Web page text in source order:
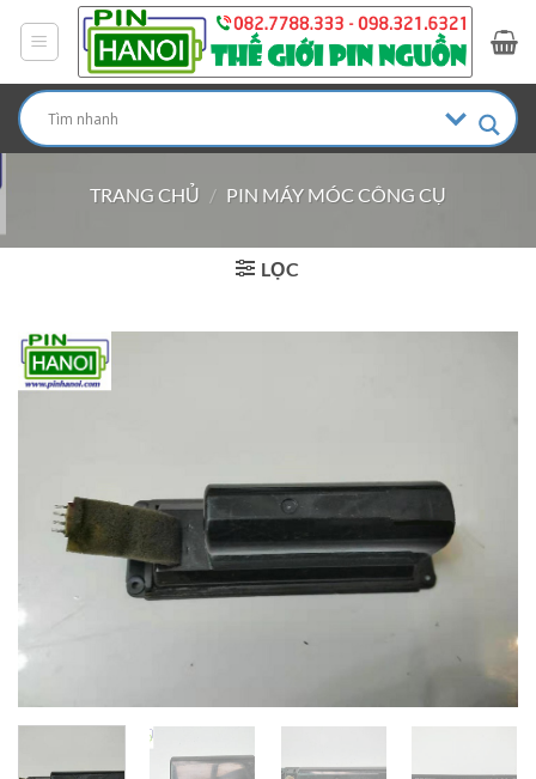
dung
TRANG CHỦ / PIN MÁY MÓC CÔNG CỤ
LỌC